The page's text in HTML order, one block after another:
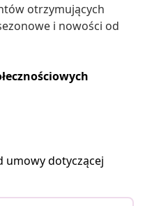
otrzymujących
i nowości od
umowy dotyczącej